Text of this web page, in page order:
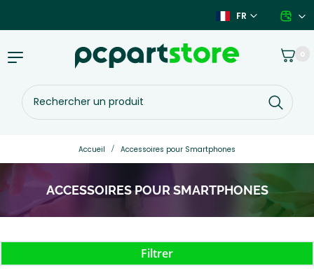
contenu
FR
Rechercher
un
produit
Panier 0
Basculer
navigation
ACCESSOIRES POUR SMARTPHONES
Vous
êtes
Accueil Accessoires pour Smartphones
Filtrer